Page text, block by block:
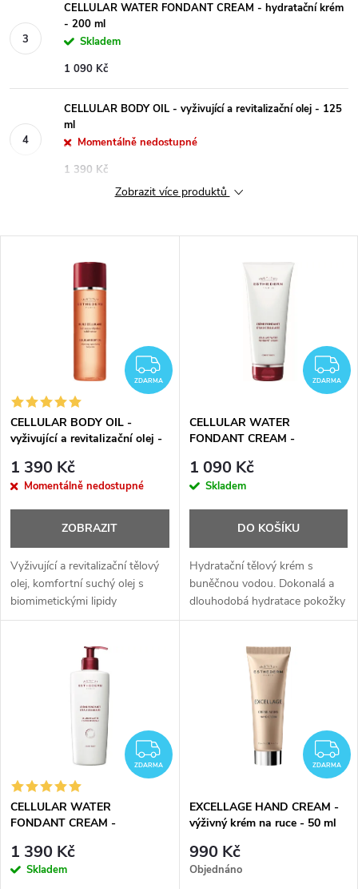
CELLULAR WATER FONDANT CREAM - hydratační krém
- 200 ml
Skladem
1 090 Kč
CELLULAR BODY OIL - vyživující a revitalizační olej - 125
ml
Momentálně nedostupné
1 390 Kč
Zobrazit více produktů
s
p
r
d
u
ZDARMA
ZDARMA
CELLULAR BODY OIL -
vyživující a revitalizační olej -
1 390 Kč
Momentálně nedostupné
ZOBRAZIT
Vyživující a revitalizační tělový
olej, komfortní suchý olej s
biomimetickými lipidy
Suchý výživný olej, který
suchou pokožku. Je také
ZDARMA
CELLULAR WATER
FONDANT CREAM -
1 090 Kč
Skladem
DO KOŠÍKU
Hydratační tělový krém s
buněčnou vodou. Dokonalá a
dlouhodobá hydratace pokožky
a zdroj energie pro buňky.
ZDARMA
ZDARMA
CELLULAR WATER
FONDANT CREAM -
1 390 Kč
Skladem
ZDARMA
EXCELLAGE HAND CREAM -
výživný krém na ruce - 50 ml
990 Kč
Objednáno